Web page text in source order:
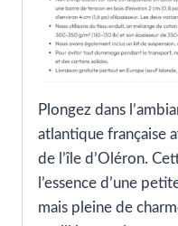
Plongez dans
atlantique française
de l’île d’Oléron.
l’essence d’une
mais pleine de